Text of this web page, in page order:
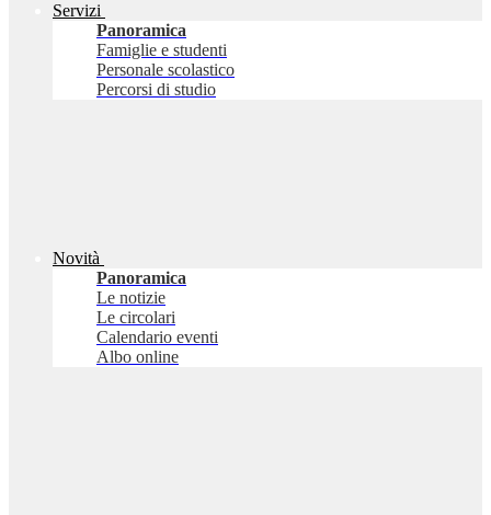
Servizi
Panoramica
Famiglie e studenti
Personale scolastico
Percorsi di studio
Novità
Panoramica
Le notizie
Le circolari
Calendario eventi
Albo online